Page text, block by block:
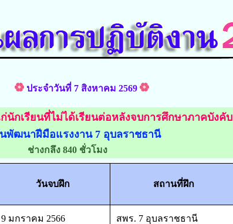
ประจำวันที่ 7 สิงหาคม 2569
นักเรียนที่ไม่ได้เรียนต่อหลังจบการศึกษาภาคบังคับ
พัฒนาฝีมือแรงงาน 7 อุบลราชธานี
ช่างกลึง 840 ชั่วโมง
วันจบฝึก สถานที่ฝึก
9 มกราคม 2566 สพร. 7 อุบลราชธานี